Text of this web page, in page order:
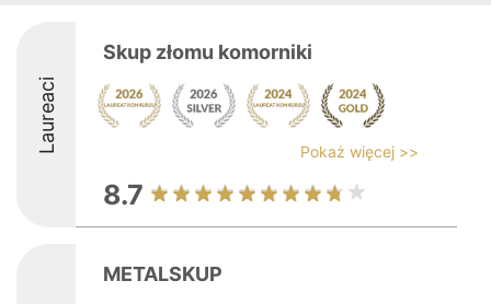
Laureaci
Skup złomu komorniki
Pokaż więcej >>
8.7
METALSKUP